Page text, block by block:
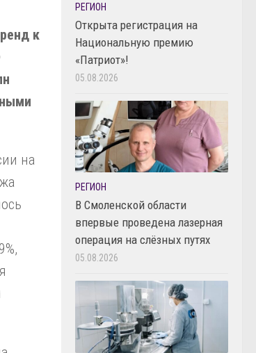
к
на
РЕГИОН
Открыта регистрация на
Национальную премию
«Патриот»!
05.08.2026
РЕГИОН
В Смоленской области
впервые проведена лазерная
операция на слёзных путях
05.08.2026